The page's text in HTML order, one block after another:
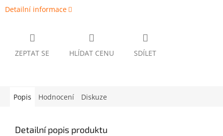
Detailní informace
ZEPTAT SE HLÍDAT CENU SDÍLET
Popis Hodnocení Diskuze
Detailní popis produktu